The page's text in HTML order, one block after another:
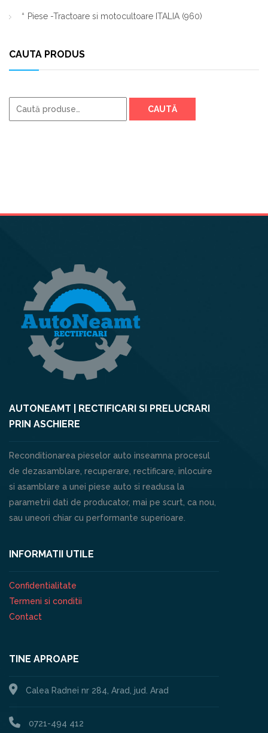
Piese -Tractoare si motocultoare ITALIA (960)
CAUTA PRODUS
Caută
după:
CAUTĂ
AUTONEAMT | RECTIFICARI SI PRELUCRARI
PRIN ASCHIERE
Reconditionarea pieselor auto inseamna procesul
de dezasamblare, recuperare, rectificare, inlocuire
si asamblare a unei piese auto si readusa la
parametrii dati de producator, mai pe scurt, ca nou,
sau uneori chiar cu performante superioare.
INFORMATII UTILE
Confidentialitate
Termeni si conditii
Contact
TINE APROAPE
Calea Radnei nr 284, Arad, jud. Arad
0721-494 412